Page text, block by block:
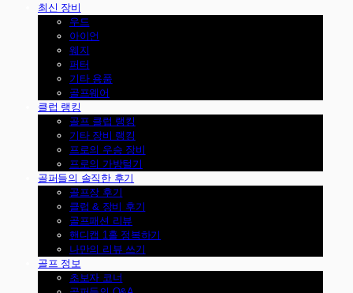
최신 장비
우드
아이언
웨지
퍼터
기타 용품
골프웨어
클럽 랭킹
골프 클럽 랭킹
기타 장비 랭킹
프로의 우승 장비
프로의 가방털기
골퍼들의 솔직한 후기
골프장 후기
클럽 & 장비 후기
골프패션 리뷰
핸디캡 1홀 정복하기
나만의 리뷰 쓰기
골프 정보
초보자 코너